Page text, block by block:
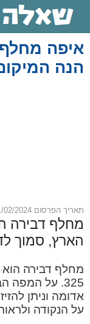
איפה
הנה
תאריך הפרסום 11/02/2024
מחלף דבירה
הארץ, סמוך
מחלף דבירה הוא
325. על
אדומה וניתן
על הנקודה